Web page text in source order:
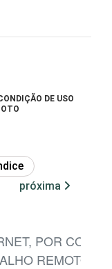
DE USO
próxima
POR
REMOTO